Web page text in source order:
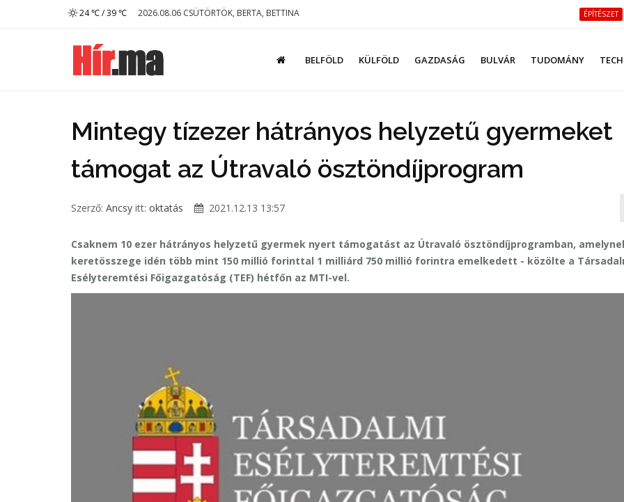
24 ℃ / 39 ℃ 2026.08.06 CSÜTÖRTÖK, BERTA, BETTINA ÉPÍTÉSZET
BELFÖLD KÜLFÖLD GAZDASÁG BULVÁR TUDOMÁNY TECH
Mintegy tízezer hátrányos helyzetű gyermeket
támogat az Útravaló ösztöndíjprogram
Szerző: Ancsy itt: oktatás 2021.12.13 13:57
Csaknem 10 ezer hátrányos helyzetű gyermek nyert támogatást az Útravaló ösztöndíjprogramban,
keretösszege idén több mint 150 millió forinttal 1 milliárd 750 millió forintra emelkedett - közölte a
Esélyteremtési Főigazgatóság (TEF) hétfőn az MTI-vel.